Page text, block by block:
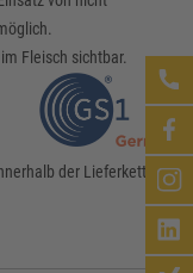
Fleisch sichtbar.
der Lieferkette.